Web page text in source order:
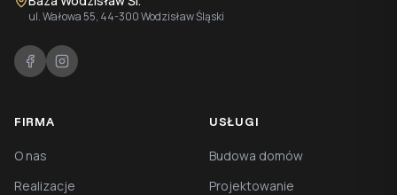
ul. Wałowa 55, 44-300 Wodzisław Śląski
FIRMA
O nas
Realizacje
USŁUGI
Budowa domów
Projektowanie